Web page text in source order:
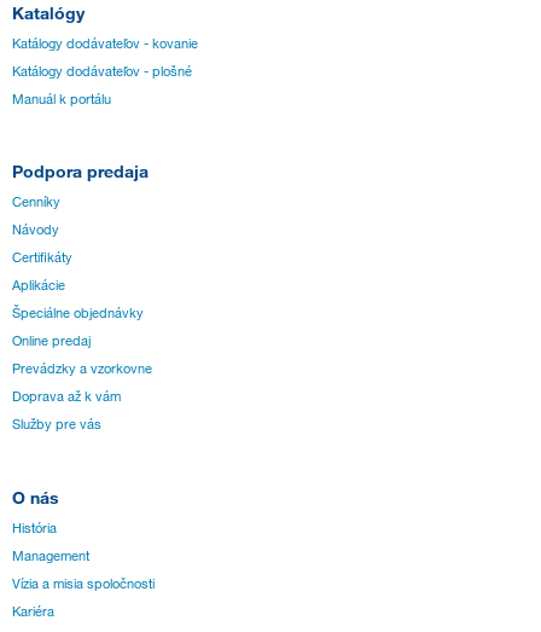
Katalógy
Katálogy dodávateľov - kovanie
Katálogy dodávateľov - plošné
Manuál k portálu
Podpora predaja
Cenníky
Návody
Certifikáty
Aplikácie
Špeciálne objednávky
Online predaj
Prevádzky a vzorkovne
Doprava až k vám
Služby pre vás
O nás
História
Management
Vízia a misia spoločnosti
Kariéra